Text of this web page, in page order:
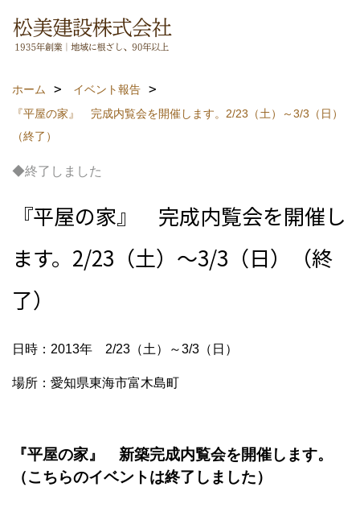
ホーム
イベント報告
『平屋の家』 完成内覧会を開催します。2/23（土）～3/3（日）
（終了）
◆終了しました
『平屋の家』 完成内覧会を開催し
ます。2/23（土）～3/3（日）（終
了）
日時：2013年 2/23（土）～3/3（日）
場所：愛知県東海市富木島町
『平屋の家』 新築完成内覧会を開催します。
（こちらのイベントは終了しました）